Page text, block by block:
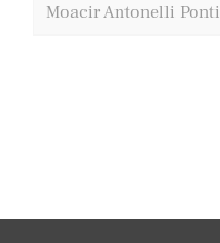
Moacir Antonelli Ponti